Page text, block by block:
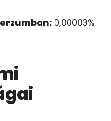
0,00003%